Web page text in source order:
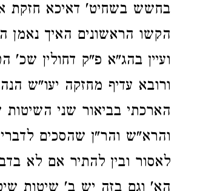
בחשש בשחיט' דאיכא חזקת
הקשו הראשונים האיך נאמן
ועיין בהג"א פ"ק דחולין
ורובא עדיף מחזקה יעו"ש
הארכתי בביאור שני
והרא"ש והר"ן שהסכים
לאסור ובין להתיר אם לא